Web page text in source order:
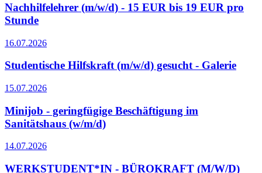
Nachhilfelehrer (m/w/d) - 15 EUR bis 19 EUR pro
Stunde
16.07.2026
Studentische Hilfskraft (m/w/d) gesucht - Galerie
15.07.2026
Minijob - geringfügige Beschäftigung im
Sanitätshaus (w/m/d)
14.07.2026
WERKSTUDENT*IN - BÜROKRAFT (M/W/D)